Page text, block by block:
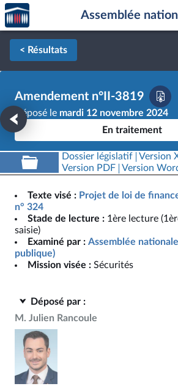
Aller au contenu
Aller en bas de la page
Accèder
à la
page
d'accueil
Assemblée
< Résultats
Amendement n°II-3819
Déposé le mardi 12 novembre 2024
En traitement
Dossier législatif Version
Version PDF
Version
Texte visé : Projet de loi de
n° 324
Stade de lecture : 1ère lecture
saisie)
Examiné par : Assemblée
publique)
Mission visée : Sécurités
Déposé par :
M. Julien Rancoule